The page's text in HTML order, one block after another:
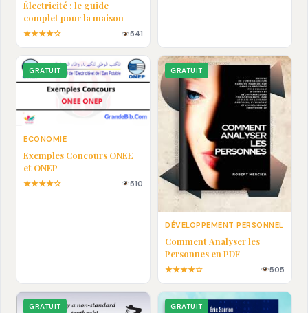
Électricité : le guide
complet pour la maison
★★★★☆ 541
GRATUIT
ECONOMIE
Exemples Concours ONEE
et ONEP
★★★★☆ 510
GRATUIT
DÉVELOPPEMENT PERSONNEL
Comment Analyser les
Personnes en PDF
★★★★☆ 505
GRATUIT GRATUIT